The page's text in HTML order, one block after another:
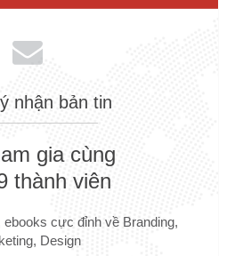
nhận bản tin
gia cùng
thành viên
ebooks cực đỉnh về Branding,
Design